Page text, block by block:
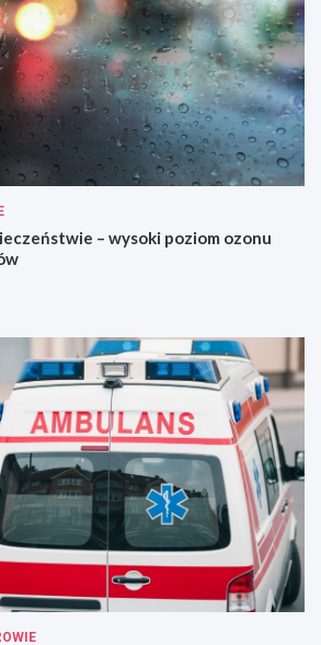
– wysoki poziom ozonu